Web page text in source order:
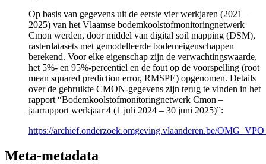
Op basis van gegevens uit de eerste vier werkjaren (2021–
2025) van het Vlaamse bodemkoolstofmonitoringnetwerk
Cmon werden, door middel van digital soil mapping (DSM),
rasterdatasets met gemodelleerde bodemeigenschappen
berekend. Voor elke eigenschap zijn de verwachtingswaarde,
het 5%- en 95%-percentiel en de fout op de voorspelling (root
mean squared prediction error, RMSPE) opgenomen. Details
over de gebruikte CMON‑gegevens zijn terug te vinden in het
rapport “Bodemkoolstofmonitoringnetwerk Cmon –
jaarrapport werkjaar 4 (1 juli 2024 – 30 juni 2025)”:
https://archief.onderzoek.omgeving.vlaanderen.be/
Meta-metadata